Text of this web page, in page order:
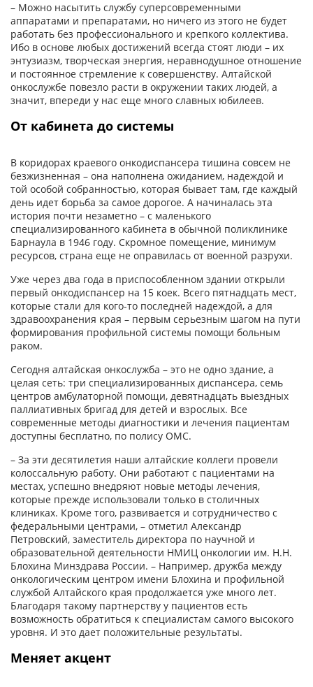
– Можно насытить службу суперсовременными
аппаратами и препаратами, но ничего из этого не будет
работать без профессионального и крепкого коллектива.
Ибо в основе любых достижений всегда стоят люди – их
энтузиазм, творческая энергия, неравнодушное отношение
и постоянное стремление к совершенству. Алтайской
онкослужбе повезло расти в окружении таких людей, а
значит, впереди у нас еще много славных юбилеев.
От кабинета до системы
В коридорах краевого онкодиспансера тишина совсем не
безжизненная – она наполнена ожиданием, надеждой и
той особой собранностью, которая бывает там, где каждый
день идет борьба за самое дорогое. А начиналась эта
история почти незаметно – с маленького
специализированного кабинета в обычной поликлинике
Барнаула в 1946 году. Скромное помещение, минимум
ресурсов, страна еще не оправилась от военной разрухи.
Уже через два года в приспособленном здании открыли
первый онкодиспансер на 15 коек. Всего пятнадцать мест,
которые стали для кого-то последней надеждой, а для
здравоохранения края – первым серьезным шагом на пути
формирования профильной системы помощи больным
раком.
Сегодня алтайская онкослужба – это не одно здание, а
целая сеть: три специализированных диспансера, семь
центров амбулаторной помощи, девятнадцать выездных
паллиативных бригад для детей и взрослых. Все
современные методы диагностики и лечения пациентам
доступны бесплатно, по полису ОМС.
– За эти десятилетия наши алтайские коллеги провели
колоссальную работу. Они работают с пациентами на
местах, успешно внедряют новые методы лечения,
которые прежде использовали только в столичных
клиниках. Кроме того, развивается и сотрудничество с
федеральными центрами, – отметил Александр
Петровский, заместитель директора по научной и
образовательной деятельности НМИЦ онкологии им. Н.Н.
Блохина Минздрава России. – Например, дружба между
онкологическим центром имени Блохина и профильной
службой Алтайского края продолжается уже много лет.
Благодаря такому партнерству у пациентов есть
возможность обратиться к специалистам самого высокого
уровня. И это дает положительные результаты.
Меняет акцент